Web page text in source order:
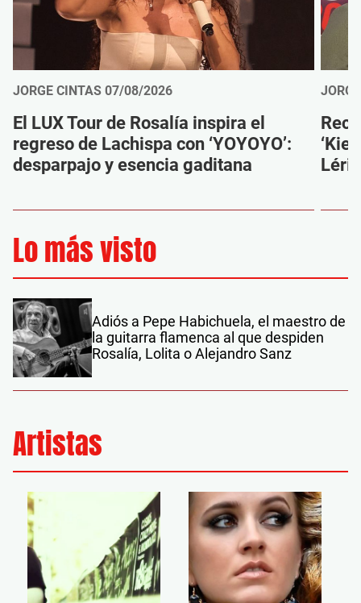
JORGE CINTAS 07/08/2026
El LUX Tour de Rosalía inspira el
regreso de Lachispa con ‘YOYOYO’:
desparpajo y esencia gaditana
Lo más visto
Adiós a Pepe Habichuela, el maestro de
la guitarra flamenca al que despiden
Rosalía, Lolita o Alejandro Sanz
Artistas